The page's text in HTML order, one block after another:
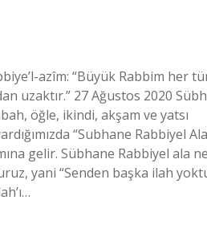
azîm: “Büyük Rabbim her
uzaktır.” 27 Ağustos 2020
öğle, ikindi, akşam ve yatsı
“Subhane Rabbiyel
gelir. Sübhane Rabbiyel ala ne
yani “Senden başka ilah